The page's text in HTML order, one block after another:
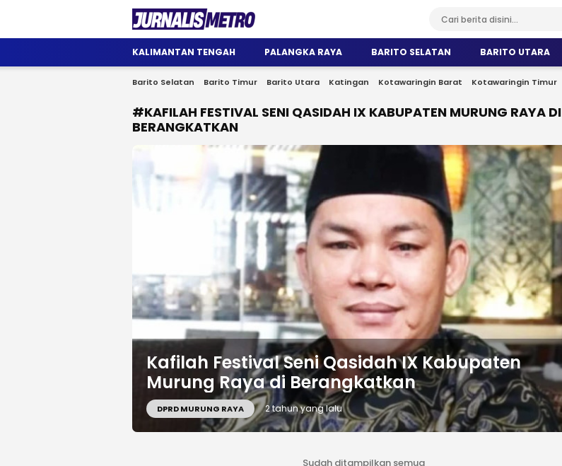
Jurnalis Metro
Satu Wadah Informasi
KALIMANTAN TENGAH PALANGKA RAYA BARITO SELATAN BARITO UTARA
Barito Selatan Barito Timur Barito Utara Katingan Kotawaringin Barat Kotawaringin Timur
#KAFILAH FESTIVAL SENI QASIDAH IX KABUPATEN MURUNG RAYA DI
BERANGKATKAN
Kafilah Festival Seni Qasidah IX Kabupaten
Murung Raya di Berangkatkan
DPRD MURUNG RAYA 2 tahun yang lalu
Sudah ditampilkan semua